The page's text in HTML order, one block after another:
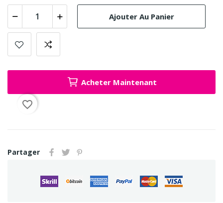
Ajouter Au Panier
Acheter Maintenant
favorite_border
Partager